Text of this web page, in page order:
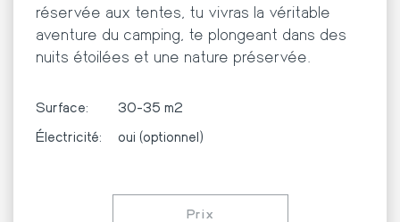
réservée aux tentes, tu vivras la véritable
aventure du camping, te plongeant dans des
nuits étoilées et une nature préservée.
Surface:
30-35 m2
Électricité:
oui (optionnel)
Prix